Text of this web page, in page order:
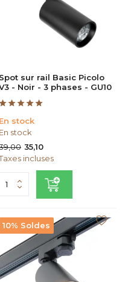
Spot sur rail Basic Picolo
- Noir - 3 phases - GU10
En stock
En stock
35,10
incluses
10% Soldes